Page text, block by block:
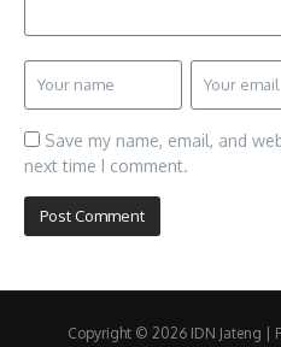
Save my name, email, and
next time I comment.
Copyright © 2026 IDN Jateng |